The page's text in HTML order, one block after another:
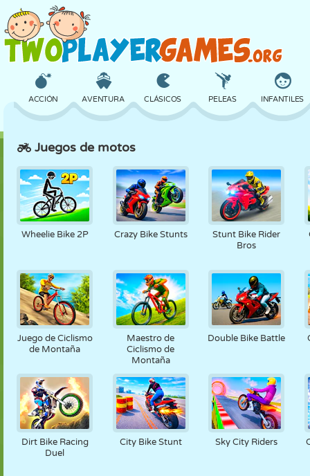
ACCIÓN AVENTURA CLÁSICOS PELEAS INFANTILES
CASTILLOS AJEDREZ LOCOS DEFENSA DINOSAURIOS
CHICAS SALTOS MATEMÁTICAS LABERINTOS
MARIONETAS PUZZLE REACCIÓN RETRO ROBOTS
ESTRATEGIA ACROBACIAS TANQUES TENIS TRES EN RAYA
Juegos de motos
Wheelie Bike 2P Crazy Bike Stunts
Stunt Bike Rider
Bros
Juego de Ciclismo
de Montaña
Maestro de
Ciclismo de
Montaña
Double Bike Battle
Dirt Bike Racing
Duel
City Bike Stunt Sky City Riders